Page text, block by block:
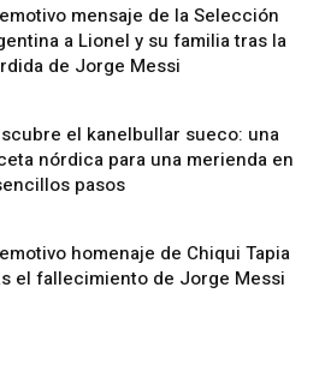
mensaje de la Selección
a Lionel y su familia tras la
de Jorge Messi
el kanelbullar sueco: una
nórdica para una merienda en
pasos
homenaje de Chiqui Tapia
el fallecimiento de Jorge Messi